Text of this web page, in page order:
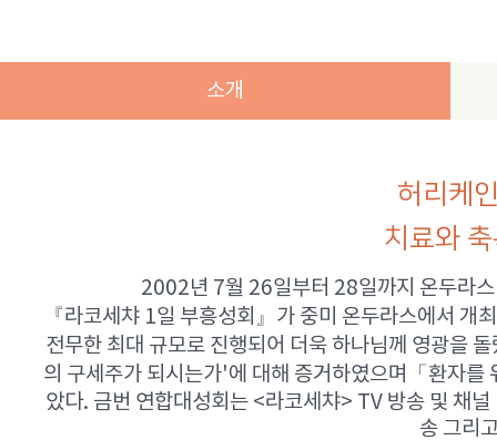
소개
허리케
치료와
2002년 7월 26일부터 28일까지 온두라
『라코세챠 1일 부흥성회』가 중미 온두라스에서 개
전무한 최대 규모로 진행되어 더욱 하나님께 영광을
의 구세주가 되시는가'에 대해 증거하였으며「환자를
았다. 금번 연합대성회는 <라코세챠> TV 방송 및 채
송 그리